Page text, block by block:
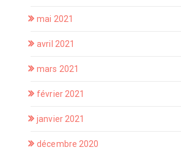
mai 2021
avril 2021
mars 2021
février 2021
janvier 2021
décembre 2020